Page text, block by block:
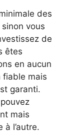
des
vous
de
êtes
en aucun
fiable mais
garanti.
mais
à l’autre.